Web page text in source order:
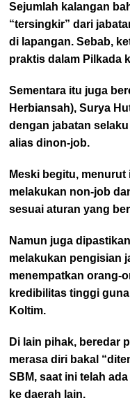
Sejumlah kalangan
“tersingkir” dari
di lapangan. Sebab,
praktis dalam Pilkada
Sementara itu juga
Herbiansah), Surya
dengan jabatan
alias dinon-job.
Meski begitu,
melakukan non-job
sesuai aturan yang
Namun juga
melakukan pengisian
menempatkan orang-
kredibilitas tinggi
Koltim.
Di lain pihak, beredar
merasa diri bakal
SBM, saat ini telah
ke daerah lain.